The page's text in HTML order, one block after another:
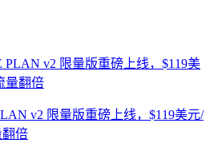
v2 限量版重磅上线，$119美元/
翻倍